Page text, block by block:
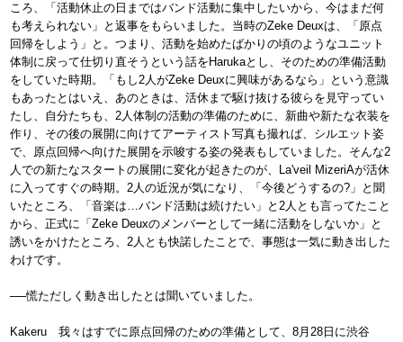
ころ、「活動休止の日まではバンド活動に集中したいから、今はまだ何
も考えられない」と返事をもらいました。当時のZeke Deuxは、「原点
回帰をしよう」と。つまり、活動を始めたばかりの頃のようなユニット
体制に戻って仕切り直そうという話をHarukaとし、そのための準備活動
をしていた時期。「もし2人がZeke Deuxに興味があるなら」という意識
もあったとはいえ、あのときは、活休まで駆け抜ける彼らを見守ってい
たし、自分たちも、2人体制の活動の準備のために、新曲や新たな衣装を
作り、その後の展開に向けてアーティスト写真も撮れば、シルエット姿
で、原点回帰へ向けた展開を示唆する姿の発表もしていました。そんな2
人での新たなスタートの展開に変化が起きたのが、La'veil MizeriAが活休
に入ってすぐの時期。2人の近況が気になり、「今後どうするの?」と聞
いたところ、「音楽は…バンド活動は続けたい」と2人とも言ってたこと
から、正式に「Zeke Deuxのメンバーとして一緒に活動をしないか」と
誘いをかけたところ、2人とも快諾したことで、事態は一気に動き出した
わけです。
──慌ただしく動き出したとは聞いていました。
Kakeru 我々はすでに原点回帰のための準備として、8月28日に渋谷